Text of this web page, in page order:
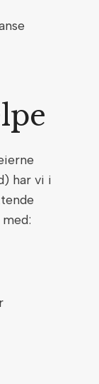
har vi i